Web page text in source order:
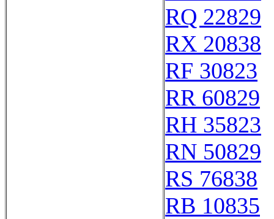
RQ 22829
RX 20838
RF 30823
RR 60829
RH 35823
RN 50829
RS 76838
RB 10835